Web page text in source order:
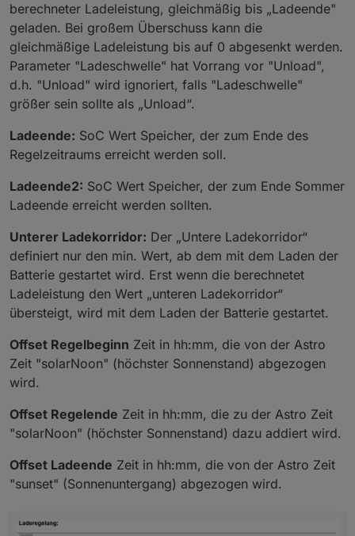
berechneter Ladeleistung, gleichmäßig bis „Ladeende"
geladen. Bei großem Überschuss kann die
gleichmäßige Ladeleistung bis auf 0 abgesenkt werden.
Parameter "Ladeschwelle" hat Vorrang vor "Unload",
d.h. "Unload" wird ignoriert, falls "Ladeschwelle"
größer sein sollte als „Unload“.
Ladeende: SoC Wert Speicher, der zum Ende des
Regelzeitraums erreicht werden soll.
Ladeende2: SoC Wert Speicher, der zum Ende Sommer
Ladeende erreicht werden sollten.
Unterer Ladekorridor: Der „Untere Ladekorridor“
definiert nur den min. Wert, ab dem mit dem Laden der
Batterie gestartet wird. Erst wenn die berechnetet
Ladeleistung den Wert „unteren Ladekorridor“
übersteigt, wird mit dem Laden der Batterie gestartet.
Offset Regelbeginn Zeit in hh:mm, die von der Astro
Zeit "solarNoon" (höchster Sonnenstand) abgezogen
wird.
Offset Regelende Zeit in hh:mm, die zu der Astro Zeit
"solarNoon" (höchster Sonnenstand) dazu addiert wird.
Offset Ladeende Zeit in hh:mm, die von der Astro Zeit
"sunset" (Sonnenuntergang) abgezogen wird.